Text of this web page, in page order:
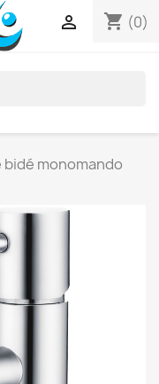
shopping_cart (0)

bidé monomando